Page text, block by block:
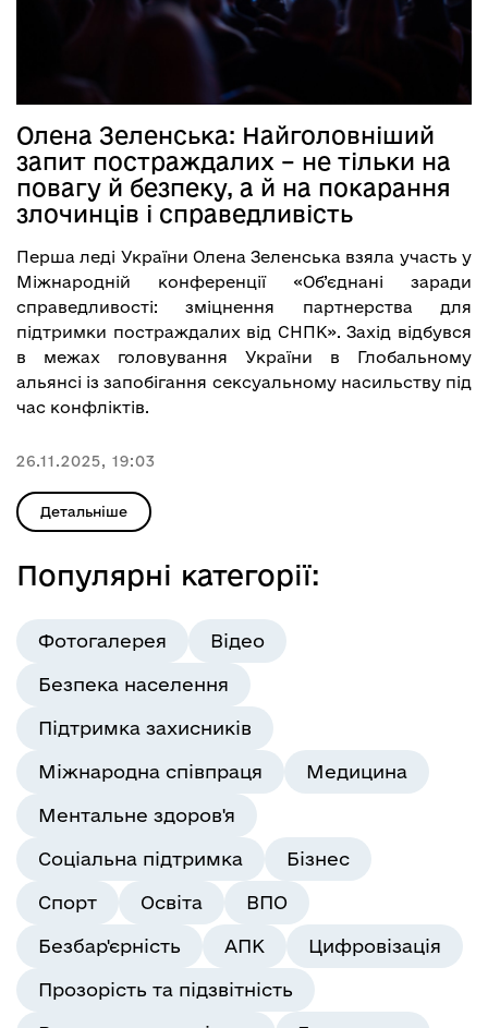
Олена Зеленська: Найголовніший
запит постраждалих – не тільки на
повагу й безпеку, а й на покарання
злочинців і справедливість
Перша леді України Олена Зеленська взяла участь у
Міжнародній конференції «Об’єднані заради
справедливості: зміцнення партнерства для
підтримки постраждалих від СНПК». Захід відбувся
в межах головування України в Глобальному
альянсі із запобігання сексуальному насильству під
час конфліктів.
26.11.2025, 19:03
Детальніше
Популярні категорії:
Фотогалерея Відео
Безпека населення
Підтримка захисників
Міжнародна співпраця Медицина
Ментальне здоров'я
Соціальна підтримка Бізнес
Спорт Освіта ВПО
Безбар'єрність АПК Цифровізація
Прозорість та підзвітність